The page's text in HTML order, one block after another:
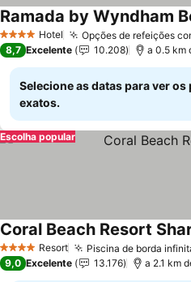
4 EstrelasHotel Opções de refeições
Ramada by Wyndham
8,7 Excelente 10.208 a 0.5 km
Selecione as datas para ver os
exatos.
Escolha popular
4 EstrelasResort Piscina de borda
Coral Beach Resort
9,0 Excelente 13.176 a 2.1 km